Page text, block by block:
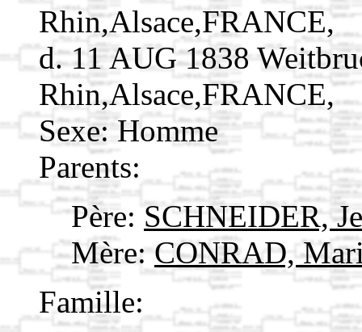
Rhin,Alsace,FRANCE,
d. 11 AUG 1838
Rhin,Alsace,FRANCE,
Sexe: Homme
Parents:
Père: SCHNEIDER,
Mère: CONRAD,
Famille: